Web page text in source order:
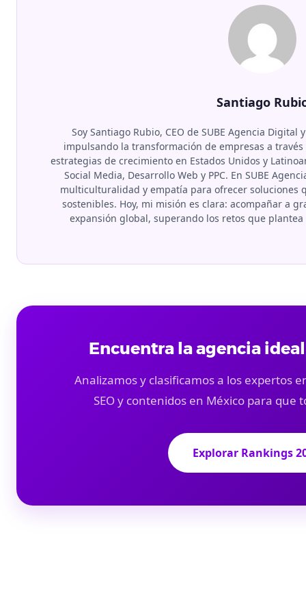
Santiago
Soy Santiago Rubio, CEO de SUBE Agencia
impulsando la transformación de empresas a
estrategias de crecimiento en Estados Unidos y
Social Media, Desarrollo Web y PPC. En SUBE
multiculturalidad y empatía para ofrecer soluciones
sostenibles. Hoy, mi misión es clara: acompañar a
expansión global, superando los retos que
Encuentra la agencia
Analizamos y clasificamos a los expertos
SEO y contenidos en México para que
Explorar Rankings